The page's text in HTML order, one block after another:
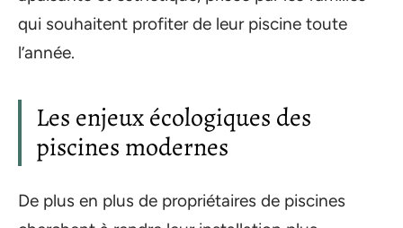
qui souhaitent profiter de leur piscine toute
l’année.
Les enjeux écologiques des
piscines modernes
De plus en plus de propriétaires de piscines